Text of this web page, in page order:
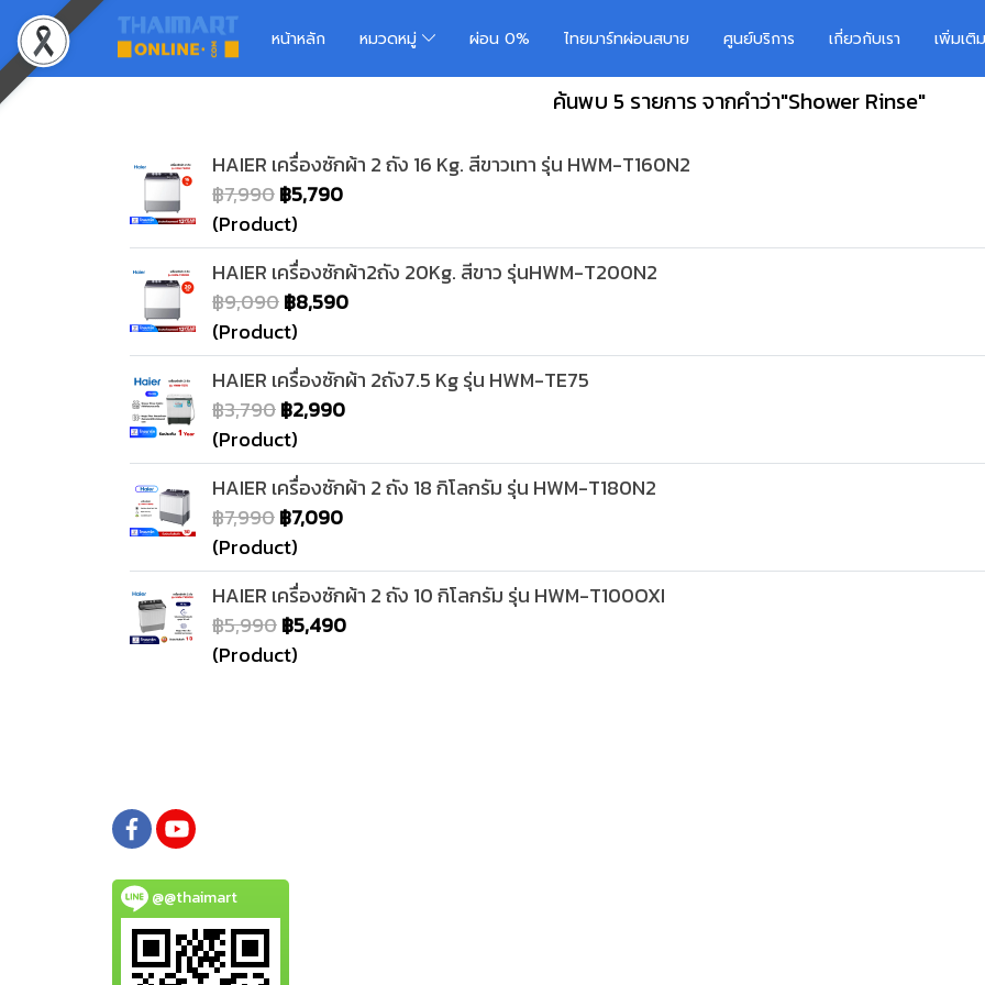
หน้าหลัก หมวดหมู่ ผ่อน 0% ไทยมาร์ทผ่อนสบาย ศูนย์บริการ เกี่ยวกับเรา เพิ่มเ
ค้นพบ 5 รายการ จากคำว่า"Shower Rinse"
HAIER เครื่องซักผ้า 2 ถัง 16 Kg. สีขาวเทา รุ่น HWM-T160N2
฿7,990฿5,790
(Product)
HAIER เครื่องซักผ้า2ถัง 20Kg. สีขาว รุ่นHWM-T200N2
฿9,090฿8,590
(Product)
HAIER เครื่องซักผ้า 2ถัง7.5 Kg รุ่น HWM-TE75
฿3,790฿2,990
(Product)
HAIER เครื่องซักผ้า 2 ถัง 18 กิโลกรัม รุ่น HWM-T180N2
฿7,990฿7,090
(Product)
HAIER เครื่องซักผ้า 2 ถัง 10 กิโลกรัม รุ่น HWM-T100OXI
฿5,990฿5,490
(Product)
@@thaimart